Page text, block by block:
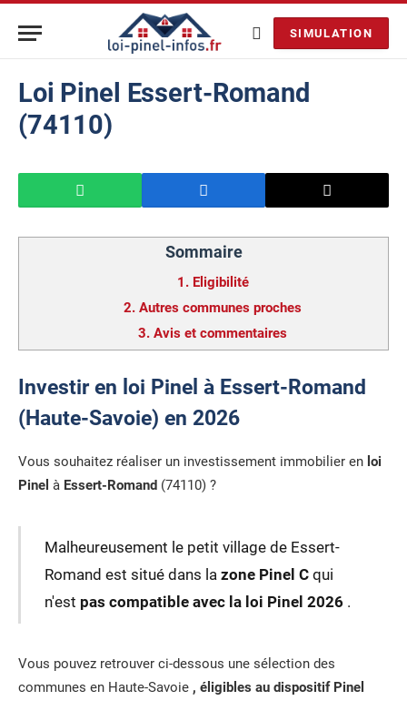
SIMULATION
Loi Pinel Essert-Romand
(74110)
Sommaire
1. Eligibilité
2. Autres communes proches
3. Avis et commentaires
Investir en loi Pinel à Essert-Romand
(Haute-Savoie) en 2026
Vous souhaitez réaliser un investissement immobilier en loi
Pinel à Essert-Romand (74110) ?
Malheureusement le petit village de Essert-
Romand est situé dans la zone Pinel Cqui
n'est pas compatible avec la loi Pinel 2026 .
Vous pouvez retrouver ci-dessous une sélection des
communes en Haute-Savoie , éligibles au dispositif Pinel